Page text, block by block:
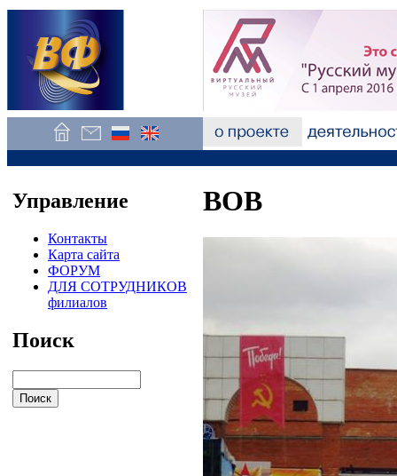
Управление
Контакты
Карта сайта
ФОРУМ
ДЛЯ СОТРУДНИКОВ
филиалов
Поиск
ВОВ